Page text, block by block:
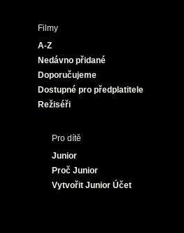
Filmy
A-Z
Nedávno přidané
Doporučujeme
Dostupné pro předplatitele
Režiséři
Pro dítě
Junior
Proč Junior
Vytvořit Junior Účet